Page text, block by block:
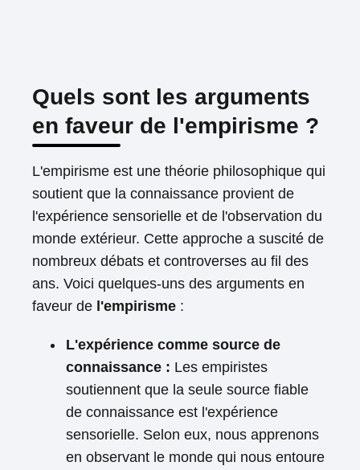
Quels sont les arguments
en faveur de l'empirisme ?
L'empirisme est une théorie philosophique qui
soutient que la connaissance provient de
l'expérience sensorielle et de l'observation du
monde extérieur. Cette approche a suscité de
nombreux débats et controverses au fil des
ans. Voici quelques-uns des arguments en
faveur de l'empirisme :
L'expérience comme source de
connaissance : Les empiristes
soutiennent que la seule source fiable
de connaissance est l'expérience
sensorielle. Selon eux, nous apprenons
en observant le monde qui nous entoure